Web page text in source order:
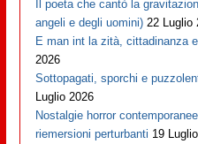
Il poeta che cantò la
angeli e degli uomini) 22 Luglio
E man int la zità, cittadinanza
2026
Sottopagati, sporchi e
Luglio 2026
Nostalgie horror
riemersioni perturbanti 19